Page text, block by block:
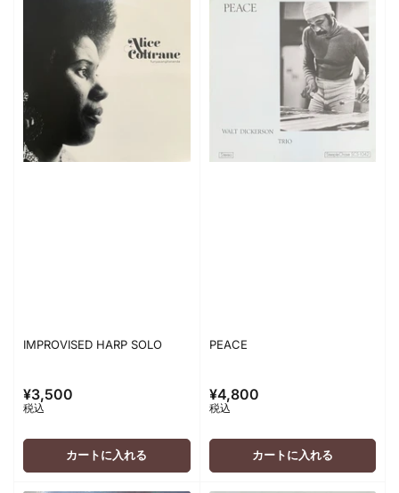
IMPROVISED HARP SOLO
通
常
価
¥3,500
税込
カートに入れる
PEACE
通
常
価
¥4,800
税込
カートに入れる